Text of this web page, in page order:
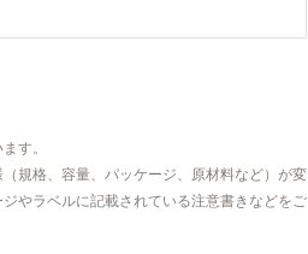
す。
規格、容量、パッケージ、原材料など）が変
やラベルに記載されている注意書きなどをご